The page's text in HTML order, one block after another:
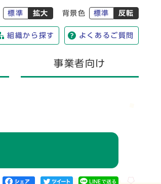
標準 拡大 背景色 標準 反転
組織から探す よくあるご質問
事業者向け